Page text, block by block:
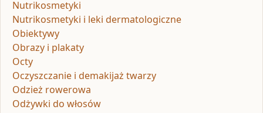
Nutrikosmetyki
Nutrikosmetyki i leki dermatologiczne
Obiektywy
Obrazy i plakaty
Octy
Oczyszczanie i demakijaż twarzy
Odzież rowerowa
Odżywki do włosów